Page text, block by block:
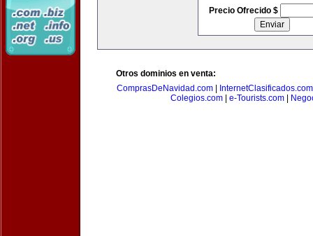
Precio Ofrecido $
Otros dominios en venta:
ComprasDeNavidad.com
InternetClasificados.com
Colegios.com| e-Tourists.com|